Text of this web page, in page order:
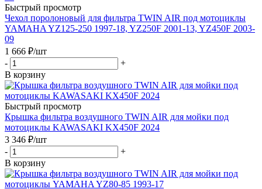
Быстрый просмотр
Чехол поролоновый для фильтра TWIN AIR под мотоциклы
YAMAHA YZ125-250 1997-18, YZ250F 2001-13, YZ450F 2003-
09
1 666 ₽/шт
-
+
В корзину
Быстрый просмотр
Крышка фильтра воздушного TWIN AIR для мойки под
мотоциклы KAWASAKI KX450F 2024
3 346 ₽/шт
-
+
В корзину